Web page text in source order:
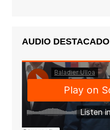
AUDIO DESTACADO